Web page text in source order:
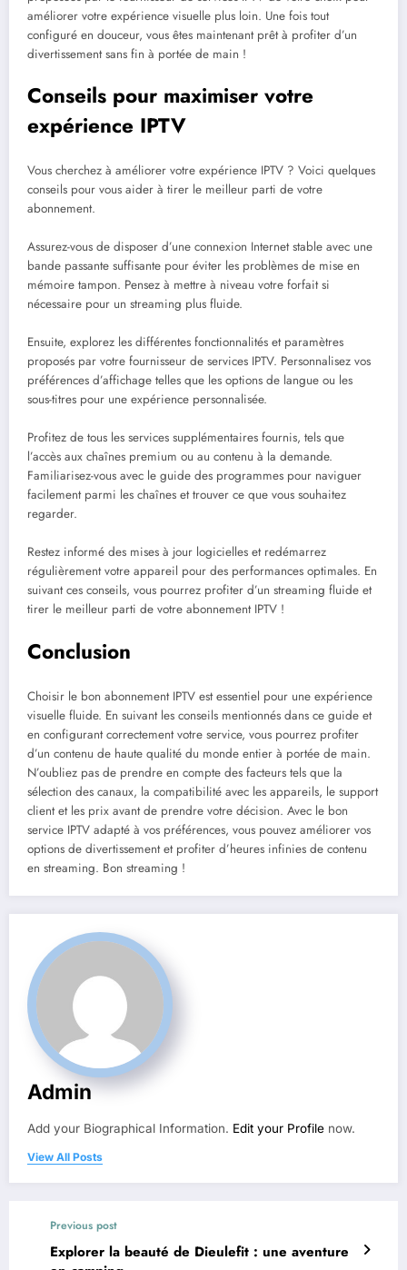
améliorer votre expérience visuelle plus loin. Une fois tout
configuré en douceur, vous êtes maintenant prêt à profiter d’un
divertissement sans fin à portée de main !
Conseils pour maximiser votre
expérience IPTV
Vous cherchez à améliorer votre expérience IPTV ? Voici quelques
conseils pour vous aider à tirer le meilleur parti de votre
abonnement.
Assurez-vous de disposer d’une connexion Internet stable avec une
bande passante suffisante pour éviter les problèmes de mise en
mémoire tampon. Pensez à mettre à niveau votre forfait si
nécessaire pour un streaming plus fluide.
Ensuite, explorez les différentes fonctionnalités et paramètres
proposés par votre fournisseur de services IPTV. Personnalisez vos
préférences d’affichage telles que les options de langue ou les
sous-titres pour une expérience personnalisée.
Profitez de tous les services supplémentaires fournis, tels que
l’accès aux chaînes premium ou au contenu à la demande.
Familiarisez-vous avec le guide des programmes pour naviguer
facilement parmi les chaînes et trouver ce que vous souhaitez
regarder.
Restez informé des mises à jour logicielles et redémarrez
régulièrement votre appareil pour des performances optimales. En
suivant ces conseils, vous pourrez profiter d’un streaming fluide et
tirer le meilleur parti de votre abonnement IPTV !
Conclusion
Choisir le bon abonnement IPTV est essentiel pour une expérience
visuelle fluide. En suivant les conseils mentionnés dans ce guide et
en configurant correctement votre service, vous pourrez profiter
d’un contenu de haute qualité du monde entier à portée de main.
N’oubliez pas de prendre en compte des facteurs tels que la
sélection des canaux, la compatibilité avec les appareils, le support
client et les prix avant de prendre votre décision. Avec le bon
service IPTV adapté à vos préférences, vous pouvez améliorer vos
options de divertissement et profiter d’heures infinies de contenu
en streaming. Bon streaming !
Admin
Add your Biographical Information. Edit your Profile now.
View All Posts
Previous post
Explorer la beauté de Dieulefit : une aventure